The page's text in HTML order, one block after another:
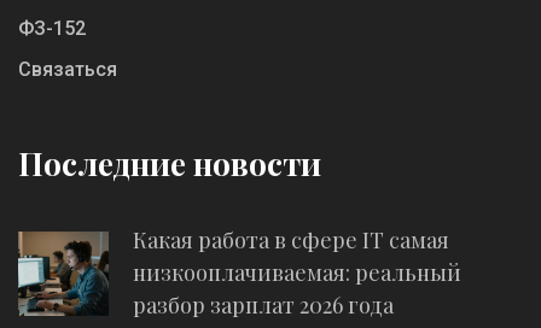
ФЗ-152
Связаться
Последние новости
Какая работа в сфере IT самая
низкооплачиваемая: реальный
разбор зарплат 2026 года